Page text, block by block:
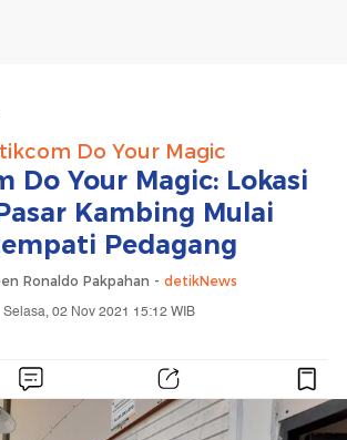
Do Your Magic
Do Your Magic: Lokasi
Kambing Mulai
Pedagang
Ronaldo Pakpahan - detikNews
Selasa, 02 Nov 2021 15:12 WIB